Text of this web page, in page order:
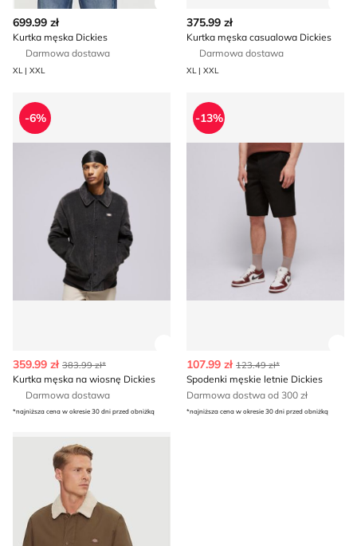
699.99 zł
Kurtka męska Dickies
Darmowa dostawa
XL | XXL
375.99 zł
Kurtka męska casualowa Dickies
Darmowa dostawa
XL | XXL
Kurtka męska na wiosnę Dickies
-6%
359.99 zł 383.99 zł*
Kurtka męska na wiosnę Dickies
Darmowa dostawa
*najniższa cena w okresie 30 dni przed obniżką
Spodenki męskie letnie
-13%
107.99 zł 123.49 zł*
Spodenki męskie letnie Dickies
Darmowa dostwa od 300 zł
*najniższa cena w okresie 30 dni przed obniżką
Kurtka męska casual Dickies